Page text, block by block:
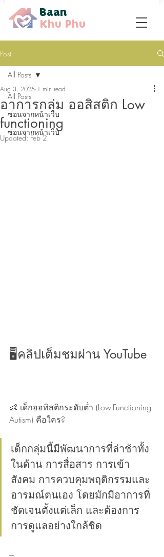
Baan
Khu Phu
Post
All Posts
ซ่อนจากหน้าเว็บ
ซ่อนจากหน้าเว็บ
All Posts
อาการกลุ่ม ออสิสติก Low
functioning
Aug 3, 2025 1 min read
Updated:Feb 2
🖥️คลิปเต็มชมผ่าน YouTube
👶 เด็กออทิสติกระดับต่ำ (Low-Functioning
Autism) คือใคร?
เด็กกลุ่มนี้มีพัฒนาการที่ล่าช้าทั้ง
ในด้าน การสื่อสาร การเข้า
สังคม การควบคุมพฤติกรรมและ
อารมณ์ตนเอง โดยมักมีอาการที่
ชัดเจนตั้งแต่เล็ก และต้องการ
การดูแลอย่างใกล้ชิด
---